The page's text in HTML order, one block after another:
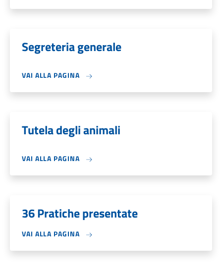
Segreteria generale
VAI ALLA PAGINA
Tutela degli animali
VAI ALLA PAGINA
36 Pratiche presentate
VAI ALLA PAGINA